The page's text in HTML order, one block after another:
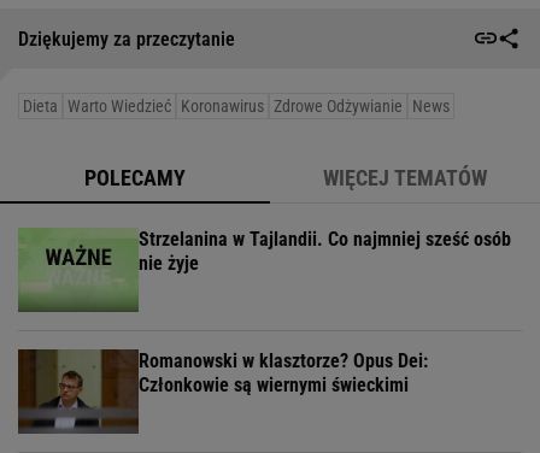
Dziękujemy za przeczytanie
Dieta Warto Wiedzieć Koronawirus Zdrowe Odżywianie News
POLECAMY WIĘCEJ TEMATÓW
Strzelanina w Tajlandii. Co najmniej sześć osób
nie żyje
Romanowski w klasztorze? Opus Dei:
Członkowie są wiernymi świeckimi